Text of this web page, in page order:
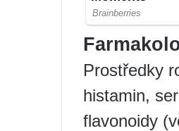
Prostředky
histamin,
flavonoidy